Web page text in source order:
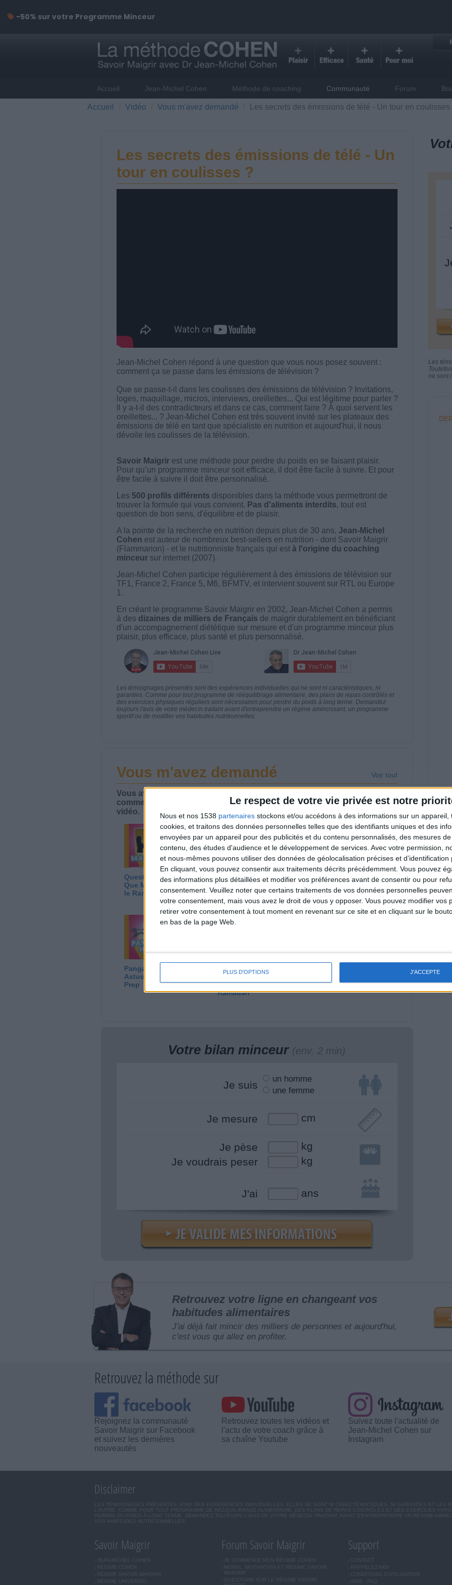
Le respect de votre vie privée est notre
Nous et nos 1538 partenaires stockons et/ou accédons à des informations sur un appareil,
cookies, et traitons des données personnelles telles que des identifiants uniques et des
envoyées par un appareil pour des publicités et du contenu personnalisés, des mesures
contenu, des études d'audience et le développement de services. Avec votre permission,
et nous-mêmes pouvons utiliser des données de géolocalisation précises et d’identification
En cliquant, vous pouvez consentir aux traitements décrits précédemment. Vous pouvez
des informations plus détaillées et modifier vos préférences avant de consentir ou pour
consentement. Veuillez noter que certains traitements de vos données personnelles
votre consentement, mais vous avez le droit de vous y opposer. Vous pouvez modifier vos
retirer votre consentement à tout moment en revenant sur ce site et en cliquant sur le
en bas de la page Web.
PLUS D'OPTIONS J'ACCEPTE
Accueil Jean-Michel Cohen Méthode de coaching Communauté Forum
Accueil Vidéo Vous m'avez demandé Les secrets des émissions de télé - Un tour en coulisses
Les secrets des émissions de télé - Un
tour en coulisses ?
Jean-Michel Cohen répond à une question que vous nous posez souvent :
comment ça se passe dans les émissions de télévision ?
Que se passe-t-il dans les coulisses des émissions de télévision ? Invitations,
loges, maquillage, micros, interviews, oreillettes... Qui est légitime pour parler ?
Il y a-t-il des contradicteurs et dans ce cas, comment faire ? À quoi servent les
oreillettes... ? Jean-Michel Cohen est très souvent invité sur les plateaux des
émissions de télé en tant que spécialiste en nutrition et aujourd'hui, il nous
dévoile les coulisses de la télévision.
Savoir Maigrirest une méthode pour perdre du poids en se faisant plaisir.
Pour qu’un programme minceur soit efficace, il doit être facile à suivre. Et pour
être facile à suivre il doit être personnalisé.
Les 500 profils différents disponibles dans la méthode vous permettront de
trouver la formule qui vous convient. Pas d'aliments interdits, tout est
question de bon sens, d'équilibre et de plaisir.
A la pointe de la recherche en nutrition depuis plus de 30 ans, Jean-Michel
Cohen est auteur de nombreux best-sellers en nutrition - dont Savoir Maigrir
(Flammarion) - et le nutritionniste français qui est à l'origine du coaching
minceursur internet (2007).
Jean-Michel Cohen participe régulièrement à des émissions de télévision sur
TF1, France 2, France 5, M6, BFMTV, et intervient souvent sur RTL ou Europe
1.
En créant le programme Savoir Maigrir en 2002, Jean-Michel Cohen a permis
à des dizaines de milliers de Français de maigrir durablement en bénéficiant
d'un accompagnement diététique sur mesure et d'un programme minceur plus
plaisir, plus efficace, plus santé et plus personnalisé.
Les témoignages présentés sont des expériences individuelles qui ne sont ni caractéristiques, ni
garanties. Comme pour tout programme de rééquilibrage alimentaire, des plans de repas contrôlés et
des exercices physiques réguliers sont nécessaires pour perdre du poids à long terme. Demandez
toujours l'avis de votre médecin traitant avant d'entreprendre un régime amincissant, un programme
sportif ou de modifier vos habitudes nutritionnelles.
Vous m'avez demandé Voir tout
Vous avez une question liée à la nutrition ou à l'alimentation ? Posez la en
commentaire des vidéos et Jean-Michel vous répondra dans la prochaine
vidéo.
Question/Réponse :
Que Manger Pendant
le Ramadan ?
Les secrets des
tour en coulisses ?
Vos Questions :
Bronzage, Vinaigrette
Allégée & Huile de
Palme
Panga, Huile d'Olive &
Astuces pour Meal
Prep
Jeûne Après la
Grossesse, Laits
Végétaux et Régime
Ramadan
steak ?
Votre bilan minceur (env. 2 min)
Je suis
un homme
une femme
Je mesure cm
Je pèse
kg
Je voudrais peser
kg
J'ai ans
Les
ne sont
Retrouvez votre ligne en changeant vos
habitudes alimentaires
J'ai déjà fait mincir des milliers de personnes et aujourd'hui,
c'est vous qui allez en profiter.
Retrouvez la méthode sur
Rejoignez la communauté
Savoir Maigrir sur Facebook
et suivez les dernières
nouveautés
Retrouvez toutes les vidéos et
l'actu de votre coach grâce à
sa chaîne Youtube
Suivez toute l'actualité de
Jean-Michel Cohen sur
Instagram
Disclaimer
LES TÉMOIGNAGES PRÉSENTÉS SONT DES EXPÉRIENCES INDIVIDUELLES. ELLES NE SONT NI CARACTÉRISTIQUES, NI GARANTIES ET LES
L'AUTRE. COMME POUR TOUT PROGRAMME DE RÉÉQUILIBRAGE ALIMENTAIRE, DES PLANS DE REPAS CONTRÔLÉS ET DES EXERCICES
PERDRE DU POIDS À LONG TERME. DEMANDEZ TOUJOURS L'AVIS DE VOTRE MÉDECIN TRAITANT AVANT D'ENTREPRENDRE UN RÉGIME
VOS HABITUDES NUTRITIONNELLES.
Savoir Maigrir
JEAN-MICHEL COHEN
RÉGIME COHEN
RÉGIME SAVOIR MAIGRIR
RÉGIME UNIVERSEL
Forum Savoir Maigrir
JE COMMENCE MON RÉGIME COHEN
MORAL, MOTIVATION ET RÉGIME SAVOIR
MAIGRIR
QUESTIONS SUR LE RÉGIME SAVOIR
Support
CONTACT
RAPPELEZ-MOI
CONDITIONS D'UTILISATION
AIDE - FAQ
-50% sur votre Programme Minceur